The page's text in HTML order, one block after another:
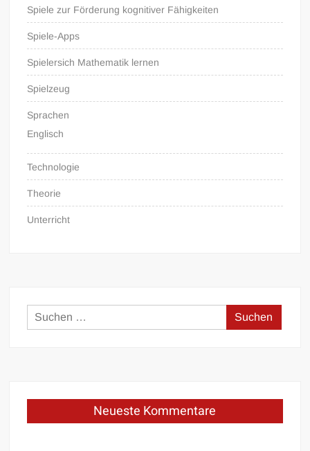
Spiele zur Förderung kognitiver Fähigkeiten
Spiele-Apps
Spielersich Mathematik lernen
Spielzeug
Sprachen
Englisch
Technologie
Theorie
Unterricht
Suchen
nach:
Neueste Kommentare